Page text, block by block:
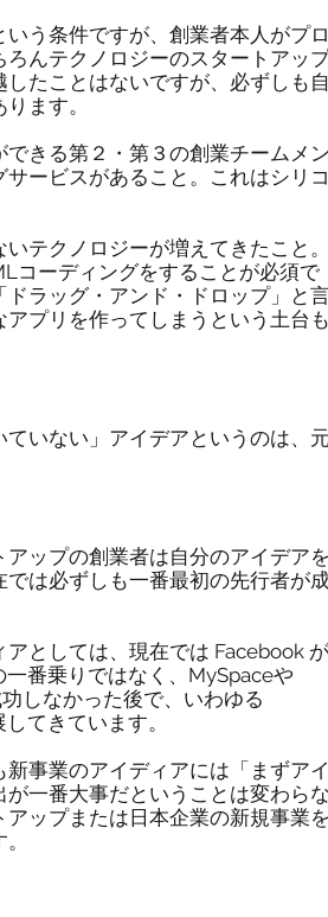
う条件ですが、創業者本人がプロ
んテクノロジーのスタートアッ
たことはないですが、必ずしも自
ます。
きる第２・第３の創業チームメン
ービスがあること。これはシリコ
テクノロジーが増えてきたこと。
コーディングをすることが必須で
ラッグ・アンド・ドロップ」と
プリを作ってしまうという土台も
いない」アイデアというのは、元
ップの創業者は自分のアイデアを
は必ずしも一番最初の先行者が
としては、現在では Facebook が
番乗りではなく、MySpaceや
しなかった後で、いわゆる
てきています。
事業のアイディアには「まずアイ
一番大事だということは変わらな
ップまたは日本企業の新規事業を